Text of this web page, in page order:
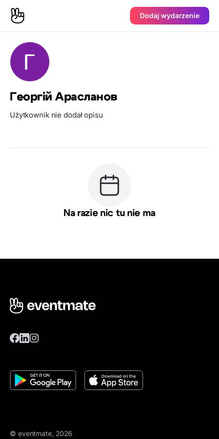
Dodaj wydarzenie
Георгій Арасланов
Użytkownik nie dodał opisu
Na razie nic tu nie ma
© eventmate, 2026